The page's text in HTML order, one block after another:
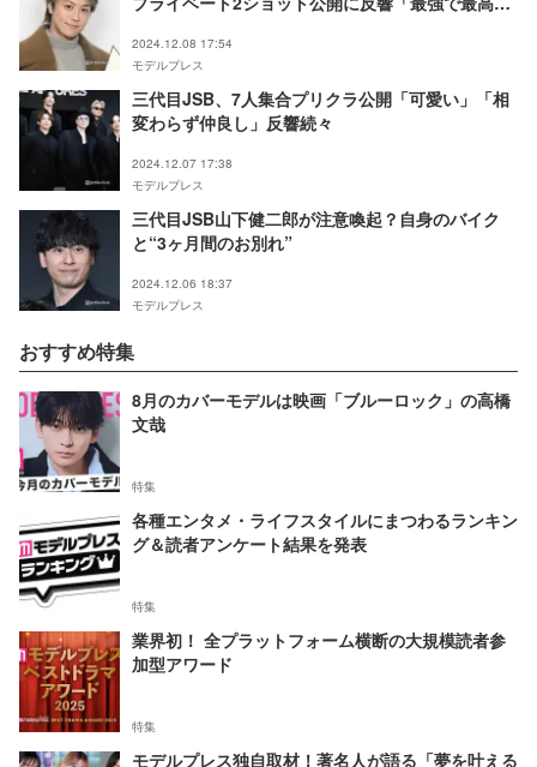
2024.12.08 17:54
モデルプレス
三代目JSB、7人集合プリクラ公開「可愛い」「相
変わらず仲良し」反響続々
2024.12.07 17:38
モデルプレス
三代目JSB山下健二郎が注意喚起？自身のバイク
と“3ヶ月間のお別れ”
2024.12.06 18:37
モデルプレス
おすすめ特集
8月のカバーモデルは映画「ブルーロック」の高橋
文哉
特集
各種エンタメ・ライフスタイルにまつわるランキン
グ＆読者アンケート結果を発表
特集
業界初！ 全プラットフォーム横断の大規模読者参
加型アワード
特集
モデルプレス独自取材！著名人が語る「夢を叶える